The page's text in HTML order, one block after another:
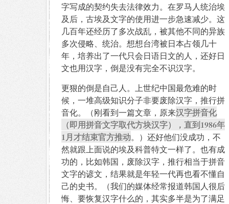
字写成的契约失去法律效力。在罗马人统治埃
及后，古埃及文字的使用进一步急速减少。这
几百年还经历了多次战乱，被其他不同的异族
多次侵略、统治。想想台湾被日本占领几十
年，培养出了一代只会日语日文的人，还好日
文也用汉字，倒是没有完全不识汉字。
更狠的倒是自己人。上世纪中国最危难的时
候，一堆高级知识分子非要废除汉字，推行拼
音化。（刚看到一篇文章，原来汉字拼音化
（即用拼音文字取代方块汉字），直到1986年
1月才结束官方推动。）还好他们没成功，不
然就跟上面说的埃及科普特文一样了。也有成
功的，比如韩国，废除汉字，推行相当于拼音
文字的谚文，结果就是年轻一代再也看不懂自
己的史书。（我们的媒体经常报道韩国人很后
悔、要恢复汉字什么的，其实多半是为了满足